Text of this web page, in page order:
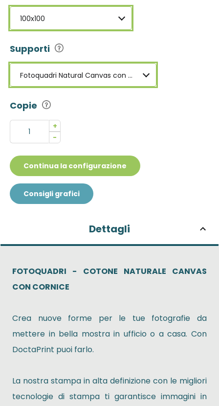
100x100
Supporti
Fotoquadri Natural Canvas con Cornice
Copie
+
-
Continua la configurazione
Consigli grafici
Dettagli
FOTOQUADRI - COTONE NATURALE CANVAS
CON CORNICE
Crea nuove forme per le tue fotografie da
mettere in bella mostra in ufficio o a casa. Con
DoctaPrint puoi farlo.
La nostra stampa in alta definizione con le migliori
tecnologie di stampa ti garantisce immagini in